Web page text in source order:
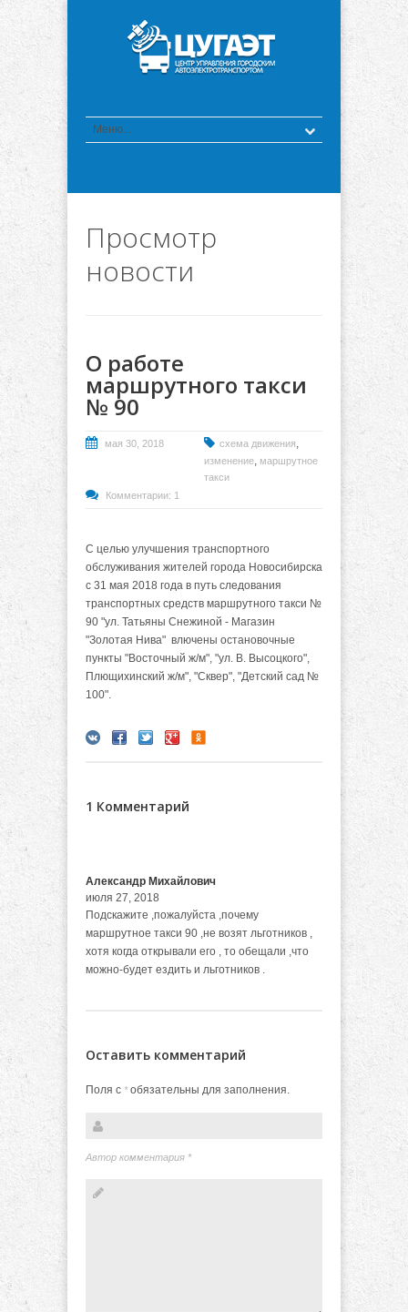
Просмотр
новости
О работе
маршрутного такси
№ 90
мая 30, 2018 схема движения,
изменение, маршрутное
такси
Комментарии: 1
С целью улучшения транспортного
обслуживания жителей города Новосибирска
с 31 мая 2018 года в путь следования
транспортных средств маршрутного такси №
90 "ул. Татьяны Снежиной - Магазин
"Золотая Нива" влючены остановочные
пункты "Восточный ж/м", "ул. В. Высоцкого",
Плющихинский ж/м", "Сквер", "Детский сад №
100".
1 Комментарий
Александр Михайлович
июля 27, 2018
Подскажите ,пожалуйста ,почему
маршрутное такси 90 ,не возят льготников ,
хотя когда открывали его , то обещали ,что
можно-будет ездить и льготников .
Оставить комментарий
Поля с *обязательны для заполнения.
Автор комментария *